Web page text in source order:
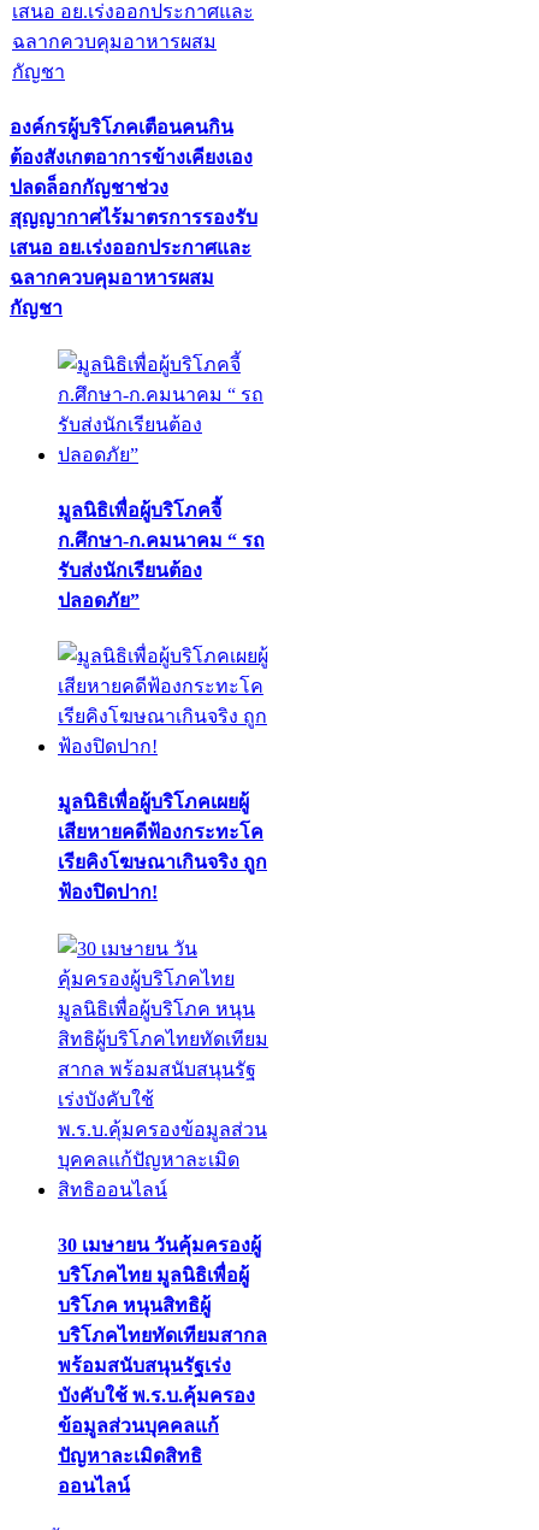
องค์กรผู้บริโภคเตือนคนกิน
ต้องสังเกตอาการข้างเคียงเอง
ปลดล็อกกัญชาช่วง
สุญญากาศไร้มาตรการรองรับ
เสนอ อย.เร่งออกประกาศและ
ฉลากควบคุมอาหารผสม
กัญชา
มูลนิธิเพื่อผู้บริโภคจี้
ก.ศึกษา-ก.คมนาคม “ รถ
รับส่งนักเรียนต้อง
ปลอดภัย”
มูลนิธิเพื่อผู้บริโภคเผยผู้
เสียหายคดีฟ้องกระทะโค
เรียคิงโฆษณาเกินจริง ถูก
ฟ้องปิดปาก!
30 เมษายน วันคุ้มครองผู้
บริโภคไทย มูลนิธิเพื่อผู้
บริโภค หนุนสิทธิผู้
บริโภคไทยทัดเทียมสากล
พร้อมสนับสนุนรัฐเร่ง
บังคับใช้ พ.ร.บ.คุ้มครอง
ข้อมูลส่วนบุคคลแก้
ปัญหาละเมิดสิทธิ
ออนไลน์